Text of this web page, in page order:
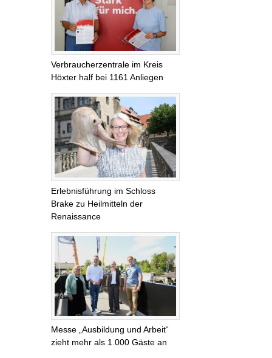
Verbraucherzentrale im Kreis
Höxter half bei 1161 Anliegen
Erlebnisführung im Schloss
Brake zu Heilmitteln der
Renaissance
Messe „Ausbildung und Arbeit“
zieht mehr als 1.000 Gäste an